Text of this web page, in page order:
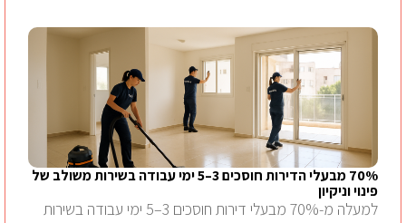
70% מבעלי הדירות חוסכים 3–5 ימי עבודה בשירות משולב של
פינוי וניקיון
למעלה מ-70% מבעלי דירות חוסכים 3–5 ימי עבודה בשירות